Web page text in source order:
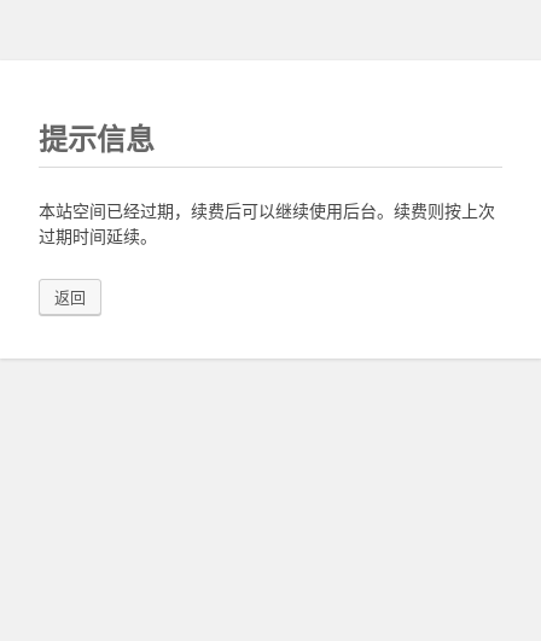
提示信息
本站空间已经过期，续费后可以继续使用后台。续费则按上次
过期时间延续。
返回